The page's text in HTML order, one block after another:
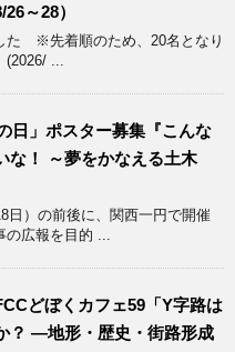
～28）
た ※先着順のため、20名となり
...
日」ポスター募集『こんな
な！ ～夢をかなえる土木
日）の前後に、関西一円で開催
広報を目的 ...
どぼくカフェ59「Y字路は
？ ―地形・歴史・街路形成